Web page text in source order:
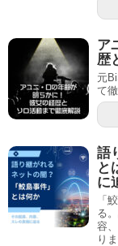
ア
歴
元
て
語
と
に
「
る
容
りま